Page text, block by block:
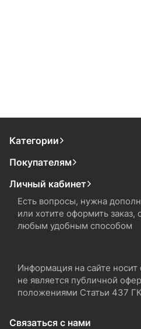
Категории
Покупателям
Личный кабинет
Есть вопросы, нужна
или хотите оформить заказ,
любым удобным способом
Информация на сайте носит
не является публичной
положениями Статьи 437
Связаться с нами